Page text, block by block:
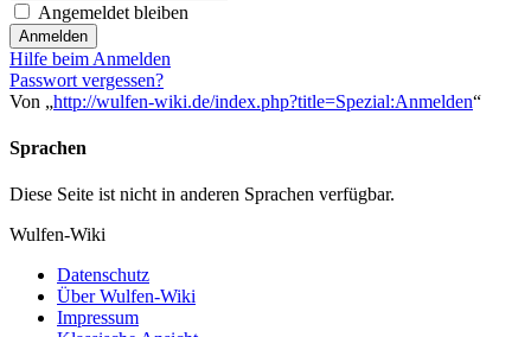
Angemeldet bleiben
Anmelden
Hilfe beim Anmelden
Passwort vergessen?
Von „http://wulfen-wiki.de/index.php?title=Spezial:Anmelden“
Sprachen
Diese Seite ist nicht in anderen Sprachen verfügbar.
Wulfen-Wiki
Datenschutz
Über Wulfen-Wiki
Impressum